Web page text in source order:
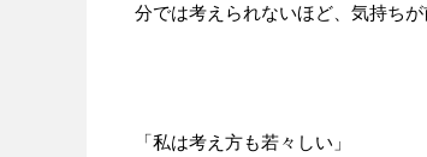
分では考えられないほど、気持ちが
「私は考え方も若々しい」